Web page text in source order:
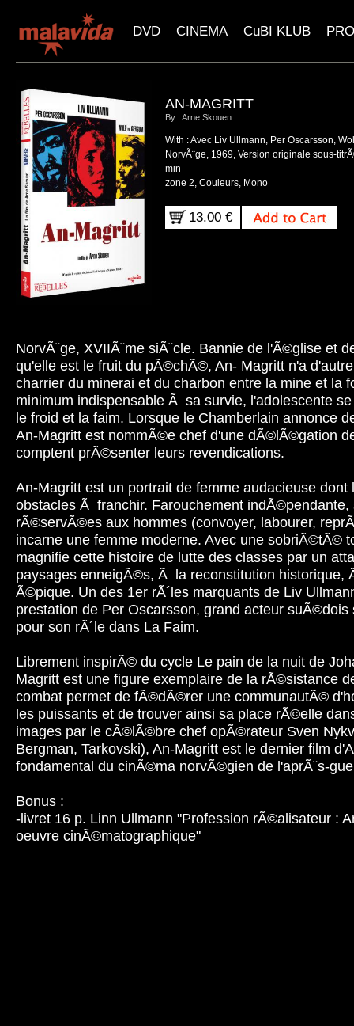
DVD CINEMA CuBI KLUB PRO
AN-MAGRITT
By : Arne Skouen
With : Avec Liv Ullmann, Per Oscarsson,
NorvÃ¨ge, 1969, Version originale sous-
min
zone 2, Couleurs, Mono
13.00 €
NorvÃ¨ge, XVIIÃ¨me siÃ¨cle. Bannie de l'Ã©glise et
qu'elle est le fruit du pÃ©chÃ©, An- Magritt n'a
charrier du minerai et du charbon entre la mine et la
minimum indispensable Ã sa survie, l'adolescente
le froid et la faim. Lorsque le Chamberlain annonce
An-Magritt est nommÃ©e chef d'une dÃ©lÃ©gation
comptent prÃ©senter leurs revendications.
An-Magritt est un portrait de femme audacieuse
obstacles Ã franchir. Farouchement indÃ©pendante,
rÃ©servÃ©es aux hommes (convoyer, labourer,
incarne une femme moderne. Avec une sobriÃ©tÃ©
magnifie cette histoire de lutte des classes par un
paysages enneigÃ©s, Ã la reconstitution historique,
Ã©pique. Un des 1er rÃ´les marquants de Liv
prestation de Per Oscarsson, grand acteur
pour son rÃ´le dans La Faim.
Librement inspirÃ© du cycle Le pain de la nuit de
Magritt est une figure exemplaire de la rÃ©sistance
combat permet de fÃ©dÃ©rer une communautÃ©
les puissants et de trouver ainsi sa place rÃ©elle
images par le cÃ©lÃ©bre chef opÃ©rateur Sven
Bergman, Tarkovski), An-Magritt est le dernier film
fondamental du cinÃ©ma norvÃ©gien de l'aprÃ¨s-
Bonus :
-livret 16 p. Linn Ullmann "Profession rÃ©alisateur :
oeuvre cinÃ©matographique"